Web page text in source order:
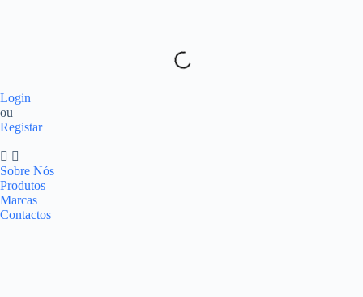
Login
ou
Registar
Sobre Nós
Produtos
Marcas
Contactos